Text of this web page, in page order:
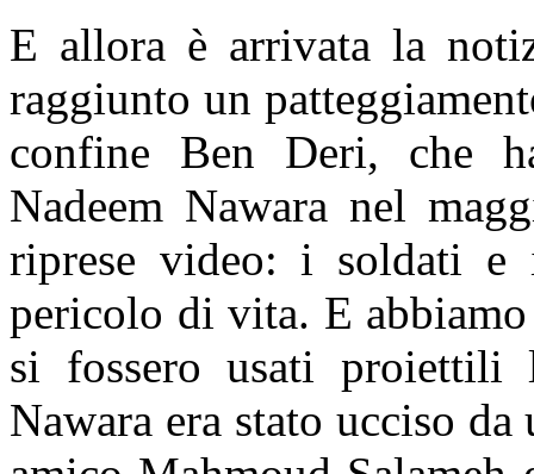
E allora è arrivata la
raggiunto un
confine Ben Deri, che
Nadeem Nawara nel
riprese video: i soldati
pericolo di vita. E
si fossero usati proiettili
Nawara era stato ucciso